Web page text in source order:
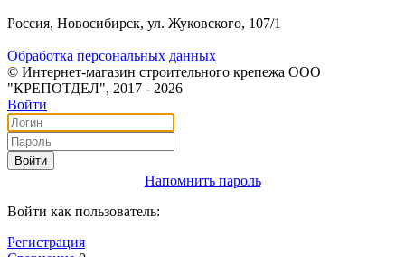
Россия, Новосибирск, ул. Жуковского, 107/1
Обработка персональных данных
© Интернет-магазин строительного крепежа ООО
"КРЕПОТДЕЛ", 2017 - 2026
Войти
Войти
Напомнить пароль
Войти как пользователь:
Регистрация